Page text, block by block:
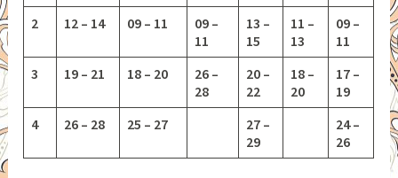
2
12 – 14 09 – 11
09 –
11
13 –
15
11 –
13
09 –
11
3
19 – 21 18 – 20
26 –
28
20 –
22
18 –
20
17 –
19
4
26 – 28 25 – 27
27 –
29
24 –
26